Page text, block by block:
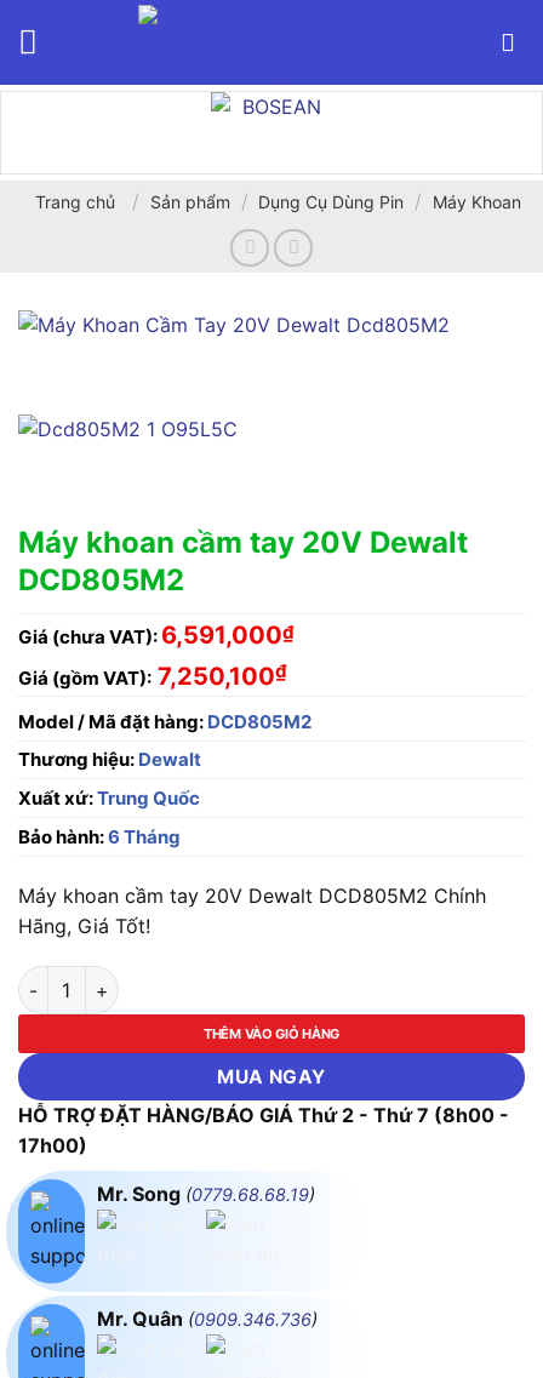
Trang chủ / Sản phẩm / Dụng Cụ Dùng Pin / Máy Khoan
Máy khoan cầm tay 20V Dewalt
DCD805M2
Giá (chưa VAT): 6,591,000₫
Giá (gồm VAT): 7,250,100₫
Model / Mã đặt hàng: DCD805M2
Thương hiệu: Dewalt
Xuất xứ:Trung Quốc
Bảo hành:6 Tháng
Máy khoan cầm tay 20V Dewalt DCD805M2 Chính
Hãng, Giá Tốt!
Máy khoan cầm tay 20V Dewalt DCD805M2 số lượng
THÊM VÀO GIỎ HÀNG
MUA NGAY
HỖ TRỢ ĐẶT HÀNG/BÁO GIÁ Thứ 2 - Thứ 7 (8h00 -
17h00)
Mr. Song (0779.68.68.19)
Mr. Quân (0909.346.736)